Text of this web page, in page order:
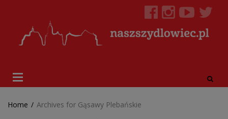
Home / Archives for Gąsawy Plebańskie